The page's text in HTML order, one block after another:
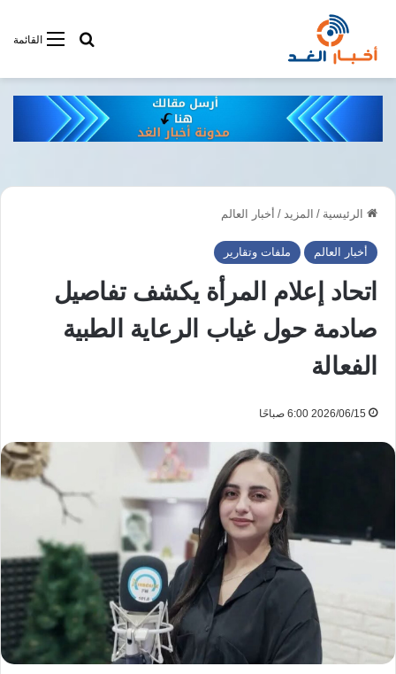
القائمةأبحت فى
الرئيسية / المزيد / أخبار العالم
أخبار العالم ملفات وتقارير
اتحاد إعلام المرأة يكشف تفاصيل
صادمة حول غياب الرعاية الطبية
الفعالة
2026/06/15 6:00 صباحًا